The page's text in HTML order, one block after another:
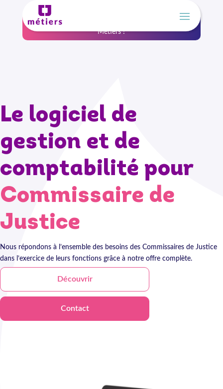
Un nouveau nom, la même expertise, Athéna devient CJ
Métiers !
Le logiciel de
gestion et de
comptabilité pour
Commissaire de
Justice
Nous répondons à l’ensemble des besoins des Commissaires de Justice
dans l’exercice de leurs fonctions grâce à notre offre complète.
Découvrir
Contact